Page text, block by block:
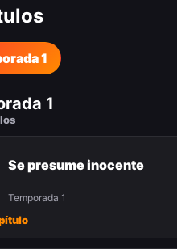
1
1
Se presume inocente
Temporada 1